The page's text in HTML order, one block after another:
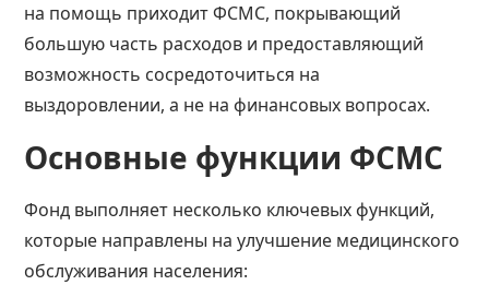
на помощь приходит ФСМС, покрывающий
большую часть расходов и предоставляющий
возможность сосредоточиться на
выздоровлении, а не на финансовых вопросах.
Основные функции ФСМС
Фонд выполняет несколько ключевых функций,
которые направлены на улучшение медицинского
обслуживания населения: